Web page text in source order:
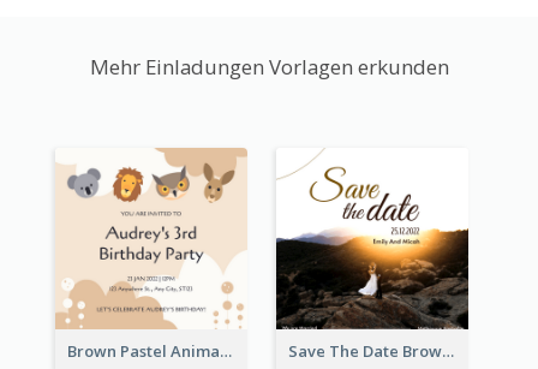
Mehr Einladungen Vorlagen erkunden
Brown Pastel Animals Cartoon Baby Birthday Invitation Save The Date Brown Marriage Invitation